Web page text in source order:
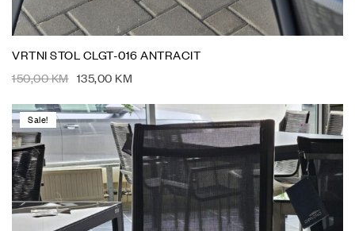
VRTNI STOL CLGT-016 ANTRACIT
150,00KM 135,00 KM
Sale!